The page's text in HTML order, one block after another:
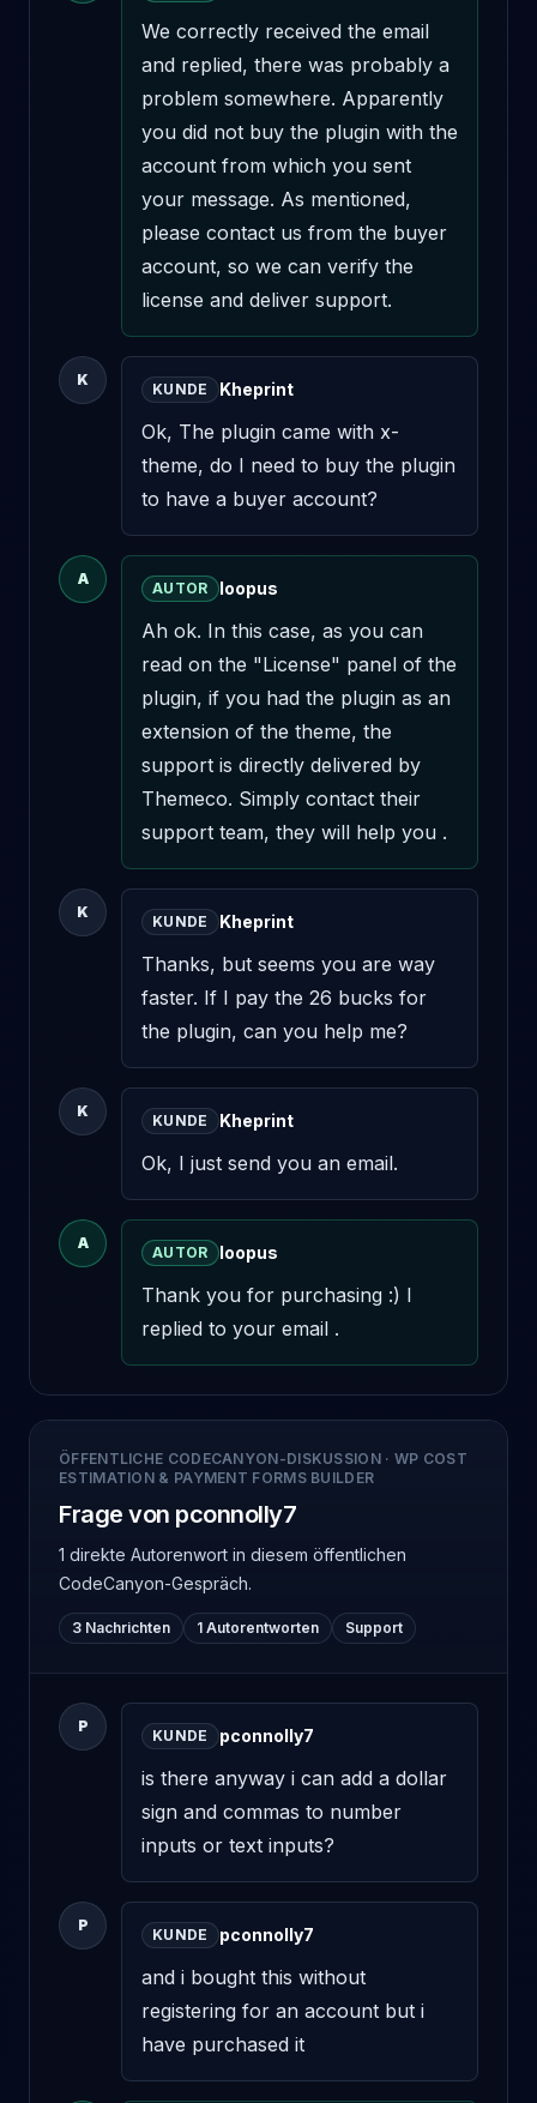
We correctly received the email
and replied, there was probably a
problem somewhere. Apparently
you did not buy the plugin with the
account from which you sent
your message. As mentioned,
please contact us from the buyer
account, so we can verify the
license and deliver support.
K
KUNDE Kheprint
Ok, The plugin came with x-
theme, do I need to buy the plugin
to have a buyer account?
A
AUTOR loopus
Ah ok. In this case, as you can
read on the "License" panel of the
plugin, if you had the plugin as an
extension of the theme, the
support is directly delivered by
Themeco. Simply contact their
support team, they will help you .
K
KUNDE Kheprint
Thanks, but seems you are way
faster. If I pay the 26 bucks for
the plugin, can you help me?
K
KUNDE Kheprint
Ok, I just send you an email.
A
AUTOR loopus
Thank you for purchasing :) I
replied to your email .
ÖFFENTLICHE CODECANYON-DISKUSSION· WP COST
ESTIMATION & PAYMENT FORMS BUILDER
Frage von pconnolly7
1 direkte Autorenwort in diesem öffentlichen
CodeCanyon-Gespräch.
3 Nachrichten 1 Autorentworten Support
P
KUNDE pconnolly7
is there anyway i can add a dollar
sign and commas to number
inputs or text inputs?
P
KUNDE pconnolly7
and i bought this without
registering for an account but i
have purchased it